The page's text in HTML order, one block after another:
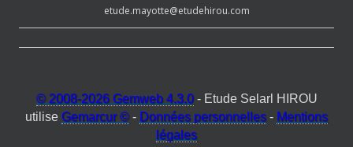
etude.mayotte@etudehirou.com
© 2008-2026 Gemweb 4.3.0- Etude Selarl HIROU
utilise Gemarcur © - Données personnelles - Mentions
légales